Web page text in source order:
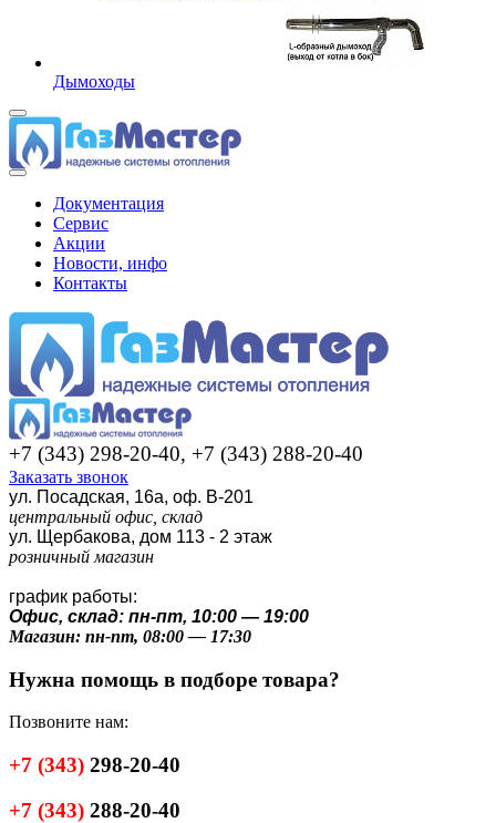
Дымоходы
Документация
Сервис
Акции
Новости, инфо
Контакты
+7 (343) 298-20-40, +7 (343) 288-20-40
Заказать звонок
ул. Посадская, 16а, оф. В-201
центральный офис, склад
ул. Щербакова, дом 113 - 2 этаж
розничный магазин
график работы:
Офис, склад: пн-пт, 10:00 — 19:00
Магазин: пн-пт, 08:00 — 17:30
Нужна помощь в подборе товара?
Позвоните нам:
+7 (343) 298-20-40
+7 (343) 288-20-40